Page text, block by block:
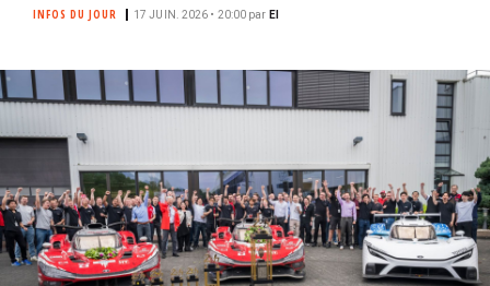
r
i
c
p
a
l
INFOS DU JOUR 17 JUIN. 2026 • 20:00 par EI